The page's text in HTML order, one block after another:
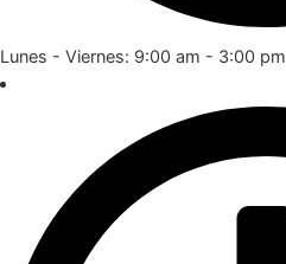
Lunes - Viernes: 9:00 am - 3:00 pm